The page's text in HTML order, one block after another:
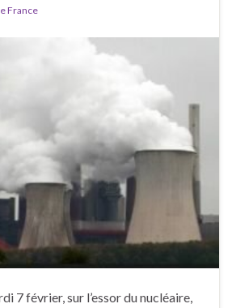
France
7 février, sur l’essor du nucléaire,